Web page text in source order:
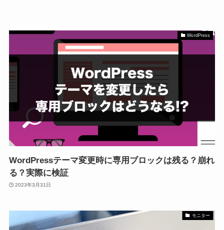
WordPress
WordPressテーマ変更時に専用ブロックは残る？崩れ
る？実際に検証
2023年3月31日
モニター